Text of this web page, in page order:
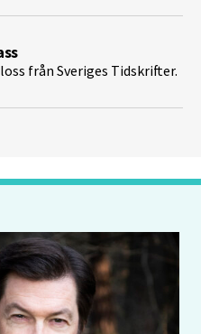
från Sveriges Tidskrifter.